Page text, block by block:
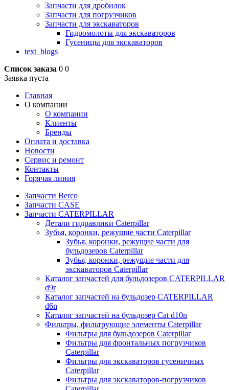
Запчасти для дробилок
Запчасти для погрузчиков
Запчасти для экскаваторов
Гидромолоты для экскаваторов
Гусеницы для экскаваторов
text_blogs
Список заказа 0 0
Заявка пуста
Главная
О компании
О компании
Клиенты
Бренды
Оплата и доставка
Новости
Сервис и ремонт
Контакты
Горячая линия
Запчасти Berco
Запчасти CASE
Запчасти CATERPILLAR
Детали гидравлики Caterpillar
Зубья, коронки, режущие части Caterpillar
Зубья, коронки, режущие части для
бульдозеров Caterpillar
Зубья, коронки, режущие части для
экскаваторов Caterpillar
Каталог запчастей для бульдозеров CATERPILLAR
d9r
Каталог запчастей на бульдозер CATERPILLAR
d6n
Каталог запчастей на бульдозер Сat d10n
Фильтры, фильтрующие элементы Caterpillar
Фильтры для бульдозеров Caterpillar
Фильтры для фронтальных погрузчиков
Caterpillar
Фильтры для экскаваторов гусеничных
Caterpillar
Фильтры для экскаваторов-погрузчиков